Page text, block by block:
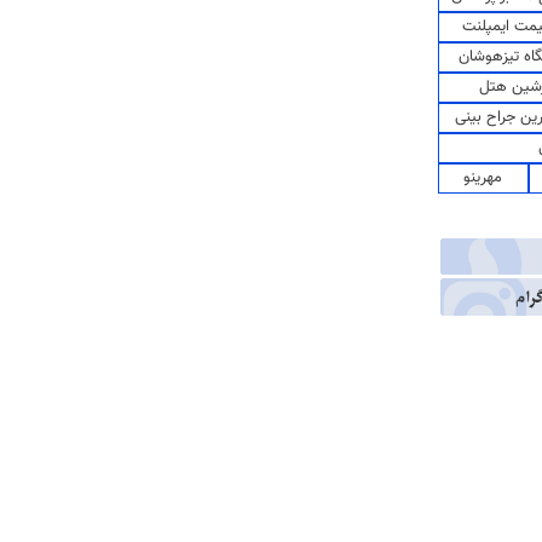
ایمپلنت
تیزهوشان
هتل
جراح بینی
مهرینو